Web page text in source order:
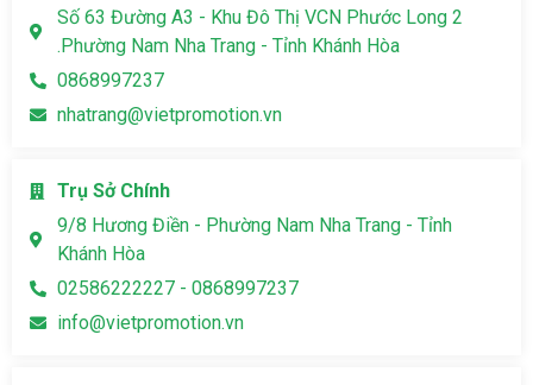
Số 63 Đường A3 - Khu Đô Thị VCN Phước Long 2
.Phường Nam Nha Trang - Tỉnh Khánh Hòa
0868997237
nhatrang@vietpromotion.vn
Trụ Sở Chính
9/8 Hương Điền - Phường Nam Nha Trang - Tỉnh
Khánh Hòa
02586222227 - 0868997237
info@vietpromotion.vn